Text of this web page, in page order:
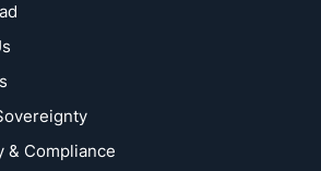
& Compliance